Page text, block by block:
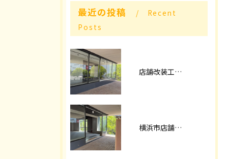
最近の投稿
Recent
Posts
店舗改装工事パート2
横浜市店舗改装